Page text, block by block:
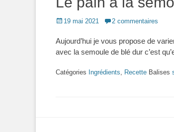
Posted
19 mai 2021 2 commentaires
Aujourd’hui je vous propose de
avec la semoule de blé dur c’est
Catégories Ingrédients, Recette Balises